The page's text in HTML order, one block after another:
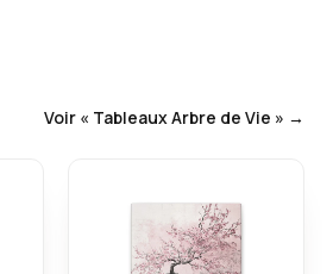
Voir « Tableaux Arbre de Vie » →